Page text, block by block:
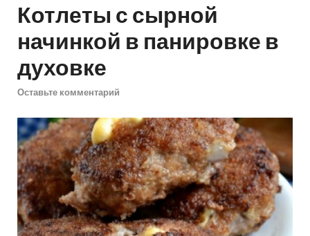
Котлеты с сырной
начинкой в панировке в
духовке
Оставьте комментарий